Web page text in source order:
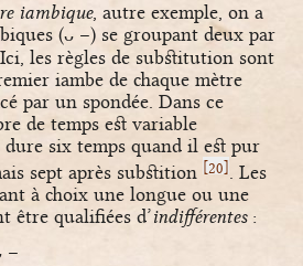
iambique, autre exemple, on a
(ᴗ –) se groupant deux par
les règles de substitution sont
iambe de chaque mètre
par un spondée. Dans ce
de temps est variable
dure six temps quand il est pur
sept après substition [20]. Les
à choix une longue ou une
être qualifiées d’indifférentes:
–